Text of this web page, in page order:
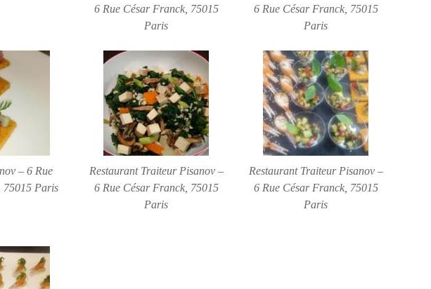
6 Rue César Franck, 75015
Paris
6 Rue César Franck, 75015
Paris
– 6 Rue
75015 Paris
Restaurant Traiteur Pisanov –
6 Rue César Franck, 75015
Paris
Restaurant Traiteur Pisanov –
6 Rue César Franck, 75015
Paris